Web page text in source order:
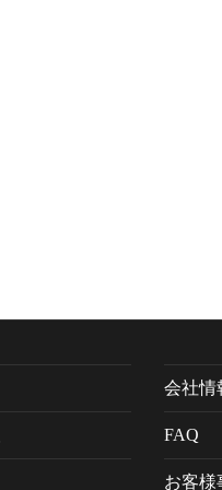
会社情
FAQ
お客様